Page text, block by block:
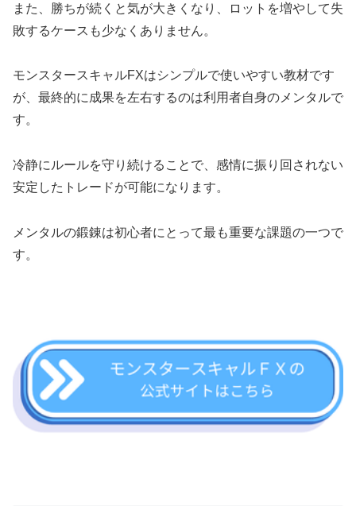
また、勝ちが続くと気が大きくなり、ロットを増やして失
敗するケースも少なくありません。
モンスタースキャルFXはシンプルで使いやすい教材です
が、最終的に成果を左右するのは利用者自身のメンタルで
す。
冷静にルールを守り続けることで、感情に振り回されない
安定したトレードが可能になります。
メンタルの鍛錬は初心者にとって最も重要な課題の一つで
す。